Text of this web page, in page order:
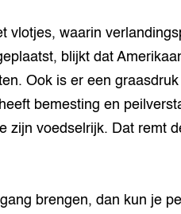
vlotjes, waarin
blijkt dat
Ook is er een
bemesting en
zijn voedselrijk. Dat remt
brengen, dan kun je